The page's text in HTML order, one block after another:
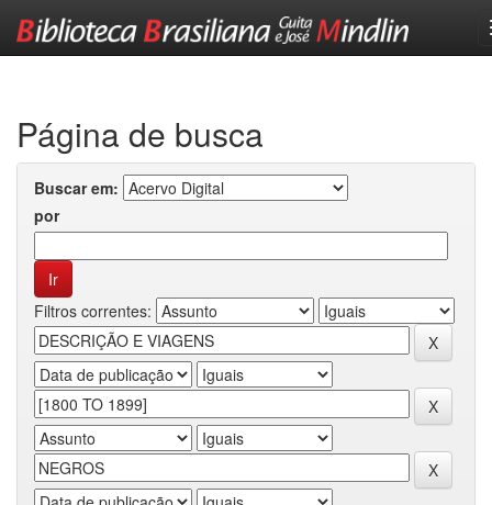
Página de busca
Buscar em:
por
Filtros correntes: